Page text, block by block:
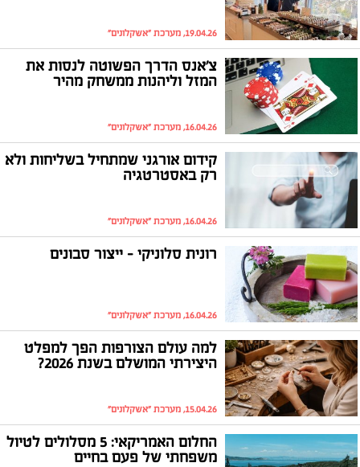
19.04.26, מערכת "אשקלונים"
צ'אנס הדרך הפשוטה לנסות את
המזל וליהנות ממשחק מהיר
16.04.26, מערכת "אשקלונים"
קידום אורגני שמתחיל בשליחות ולא
רק באסטרטגיה
16.04.26, מערכת "אשקלונים"
רונית סלוניקי - ייצור סבונים
16.04.26, מערכת "אשקלונים"
למה עולם הצורפות הפך למפלט
היצירתי המושלם בשנת 2026?
15.04.26, מערכת "אשקלונים"
החלום האמריקאי: 5 מסלולים לטיול
משפחתי של פעם בחיים